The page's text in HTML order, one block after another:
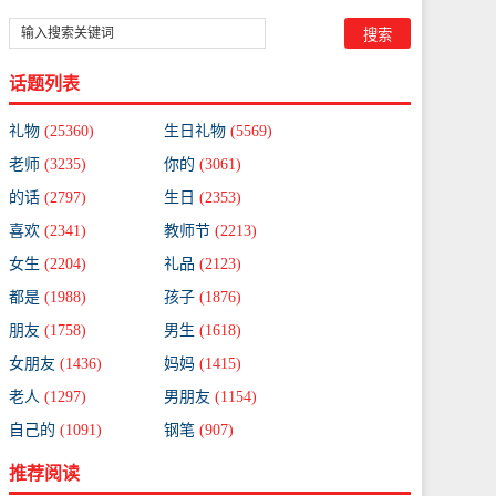
话题列表
礼物 (25360) 生日礼物 (5569)
老师 (3235) 你的 (3061)
的话 (2797) 生日 (2353)
喜欢 (2341) 教师节 (2213)
女生 (2204) 礼品 (2123)
都是 (1988) 孩子 (1876)
朋友 (1758) 男生 (1618)
女朋友 (1436) 妈妈 (1415)
老人 (1297) 男朋友 (1154)
自己的 (1091) 钢笔 (907)
推荐阅读